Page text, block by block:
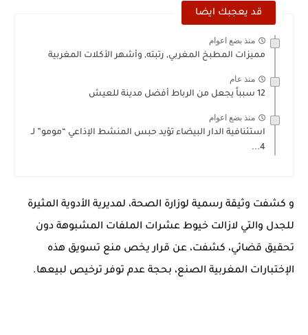
قد يعجبك ايضا
منذ بضع اعوام
مميزات المطبخ المغربي, رتبته, وأشهر الأكلات المغربية
منذ عام
12 سبباً يجعل من الرباط أفضل مدينة للعيش
منذ بضع اعوام
استئنافية الدار البيضاء تؤيد حبس المنشط الإذاعي “مومو” لـ
4...
و كشفت وثيقة رسمية لوزارة الصحة، لمديرية الأدوية المثيرة
للجدل والتي لازالت خيوط عشرات الملفات المشبوهة دون
تحقيق قضائي، كشفت، عن قرار يخص منع تسويق هذه
الإختبارات المغربية الصنع، بحجة عدم توفر ترخيص لبيعها.